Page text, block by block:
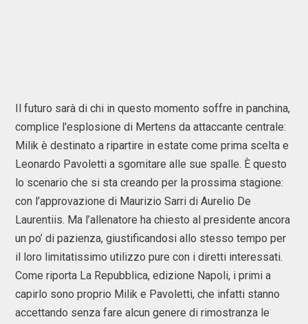
Il futuro sarà di chi in questo momento soffre in panchina,
complice l'esplosione di Mertens da attaccante centrale:
Milik è destinato a ripartire in estate come prima scelta e
Leonardo Pavoletti a sgomitare alle sue spalle. È questo
lo scenario che si sta creando per la prossima stagione:
con l’approvazione di Maurizio Sarri di Aurelio De
Laurentiis. Ma l’allenatore ha chiesto al presidente ancora
un po’ di pazienza, giustificandosi allo stesso tempo per
il loro limitatissimo utilizzo pure con i diretti interessati.
Come riporta La Repubblica, edizione Napoli, i primi a
capirlo sono proprio Milik e Pavoletti, che infatti stanno
accettando senza fare alcun genere di rimostranza le